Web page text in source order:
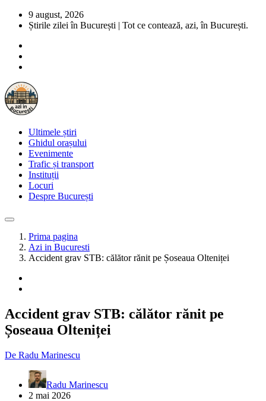
9 august, 2026
Știrile zilei în București | Tot ce contează, azi, în București.
Ultimele știri
Ghidul orașului
Evenimente
Trafic și transport
Instituții
Locuri
Despre București
Prima pagina
Azi in Bucuresti
Accident grav STB: călător rănit pe Șoseaua Olteniței
Accident grav STB: călător rănit pe
Șoseaua Olteniței
De Radu Marinescu
Radu Marinescu
2 mai 2026